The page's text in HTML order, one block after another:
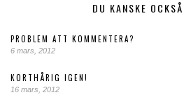
DU KANSKE
PROBLEM ATT KOMMENTERA?
6 mars, 2012
KORTHÅRIG IGEN!
16 mars, 2012